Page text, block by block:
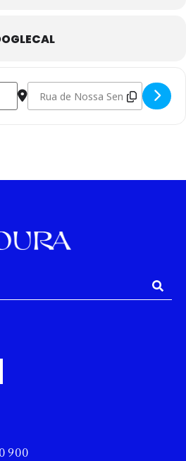
- Experiência de Pintura de
Destination Address -
900